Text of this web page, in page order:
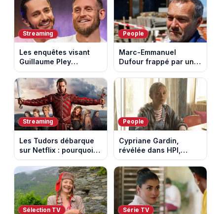
Mont Ventoux
au fil des décennies
Streaming
Les enquêtes visant
Guillaume Pley
poussent Ragnar Le
Breton à quitter la
tournée Legend
People
Marc-Emmanuel
Dufour frappé par un
terrible incendie : son
chalet part en fumée
Streaming
Les Tudors débarque
sur Netflix : pourquoi la
série n’a rien perdu de
son pouvoir
People
Cypriane Gardin,
révélée dans HPI,
lance une cagnotte
après des difficultés
financières
Sélection TV Série TV